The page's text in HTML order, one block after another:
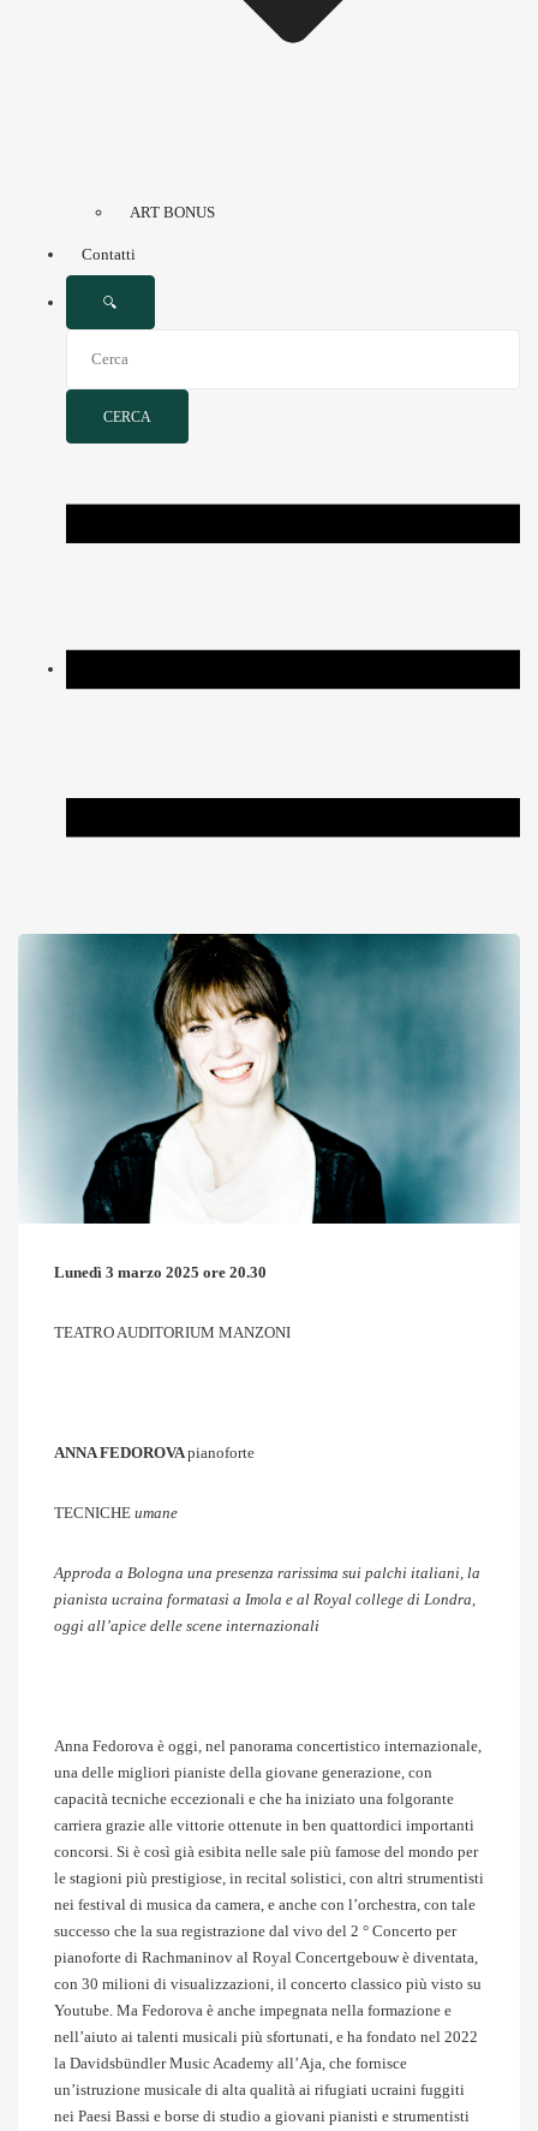
ART BONUS
Contatti
🔍
CERCA
Lunedì 3 marzo 2025 ore 20.30
TEATRO AUDITORIUM MANZONI
ANNA FEDOROVApianoforte
TECNICHE umane
Approda a Bologna una presenza rarissima sui palchi italiani, la
pianista ucraina formatasi a Imola e al Royal college di Londra,
oggi all’apice delle scene internazionali
Anna Fedorova è oggi, nel panorama concertistico internazionale,
una delle migliori pianiste della giovane generazione, con
capacità tecniche eccezionali e che ha iniziato una folgorante
carriera grazie alle vittorie ottenute in ben quattordici importanti
concorsi. Si è così già esibita nelle sale più famose del mondo per
le stagioni più prestigiose, in recital solistici, con altri strumentisti
nei festival di musica da camera, e anche con l’orchestra, con tale
successo che la sua registrazione dal vivo del 2 ° Concerto per
pianoforte di Rachmaninov al Royal Concertgebouw è diventata,
con 30 milioni di visualizzazioni, il concerto classico più visto su
Youtube. Ma Fedorova è anche impegnata nella formazione e
nell’aiuto ai talenti musicali più sfortunati, e ha fondato nel 2022
la Davidsbündler Music Academy all’Aja, che fornisce
un’istruzione musicale di alta qualità ai rifugiati ucraini fuggiti
nei Paesi Bassi e borse di studio a giovani pianisti e strumentisti